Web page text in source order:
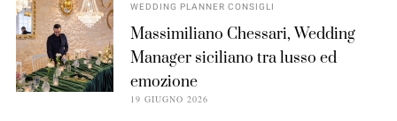
WEDDING PLANNER CONSIGLI
Massimiliano Chessari, Wedding
Manager siciliano tra lusso ed
emozione
19 GIUGNO 2026